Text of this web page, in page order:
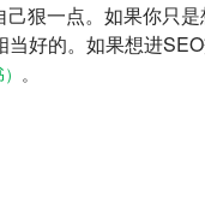
狠一点。如果你只
好的。如果想进
。